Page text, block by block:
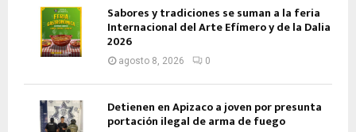
Sabores y tradiciones se suman a la feria
Internacional del Arte Efímero y de la Dalia
2026
agosto 8, 2026 0
Detienen en Apizaco a joven por presunta
portación ilegal de arma de fuego